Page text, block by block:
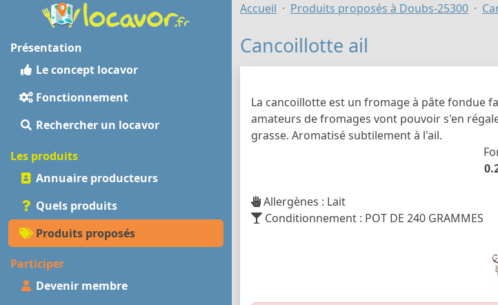
Présentation
Le concept locavor
Fonctionnement
Rechercher un locavor
Les produits
Annuaire producteurs
Quels produits
Produits proposés
Participer
Devenir membre
Accueil Produits proposés à Doubs-25300
Cancoillotte ail
La cancoillotte est un fromage à pâte fondue
amateurs de fromages vont pouvoir s'en
grasse. Aromatisé subtilement à l'ail.
Allergènes : Lait
Conditionnement : POT DE 240 GRAMMES